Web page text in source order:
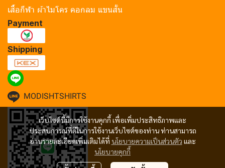
เว็บไซต์นี้มีการใช้งานคุกกี้ เพื่อเพิ่มประสิทธิภาพและ
ประสบการณ์ที่ดีในการใช้งานเว็บไซต์ของท่าน ท่านสามารถ
อ่านรายละเอียดเพิ่มเติมได้ที่ นโยบายความเป็นส่วนตัว และ
นโยบายคุกกี้
เสื้อกีฬา ผ้าไมโคร คอกลม แขนสั้น
Payment
Shipping
MODISHTSHIRTS